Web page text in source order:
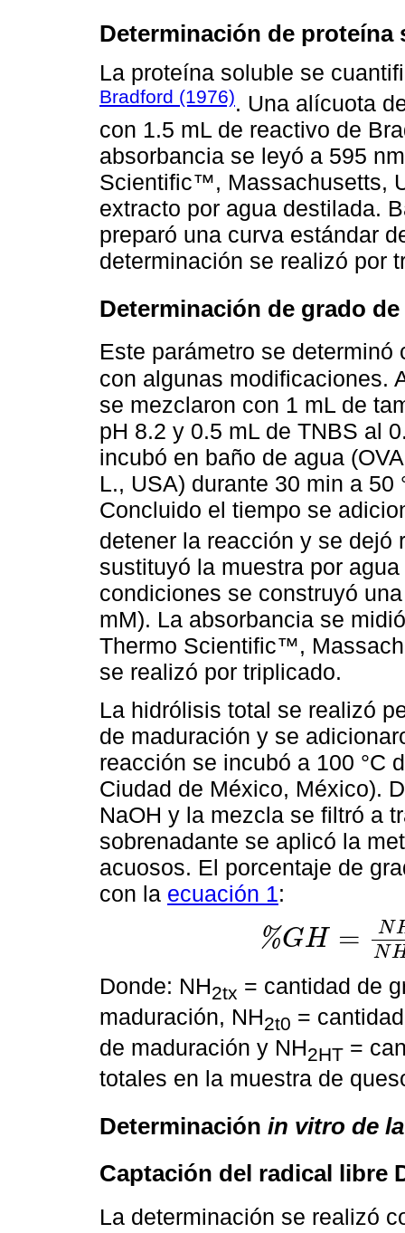
Determinación de
La proteína soluble se
Bradford (1976). Una alícuota
con 1.5 mL de reactivo de
absorbancia se leyó a 595
Scientific™, Massachusetts,
extracto por agua destilada.
preparó una curva estándar
determinación se realizó por
Determinación de grado
Este parámetro se
con algunas modificaciones.
se mezclaron con 1 mL de
pH 8.2 y 0.5 mL de TNBS al
incubó en baño de agua
L., USA) durante 30 min a
Concluido el tiempo se
detener la reacción y se dejó
sustituyó la muestra por
condiciones se construyó
mM). La absorbancia se
Thermo Scientific™,
se realizó por triplicado.
La hidrólisis total se realizó
de maduración y se
reacción se incubó a 100 °C
Ciudad de México, México).
NaOH y la mezcla se filtró a
sobrenadante se aplicó la
acuosos. El porcentaje de
con la ecuación 1:
%GH = N
N
%GH=N Hztx NHzt NHzH
Donde: NH2tx = cantidad de
maduración, NH2t0 =
de maduración y NH2HT =
totales en la muestra de
Determinación in vitro de
Captación del radical libre
La determinación se realizó